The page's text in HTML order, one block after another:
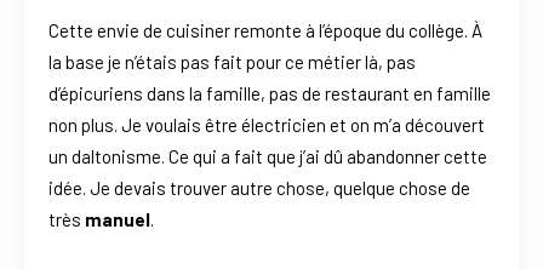
Cette envie de cuisiner remonte à l’époque du collège. À
la base je n’étais pas fait pour ce métier là, pas
d’épicuriens dans la famille, pas de restaurant en famille
non plus. Je voulais être électricien et on m’a découvert
un daltonisme. Ce qui a fait que j’ai dû abandonner cette
idée. Je devais trouver autre chose, quelque chose de
très manuel.